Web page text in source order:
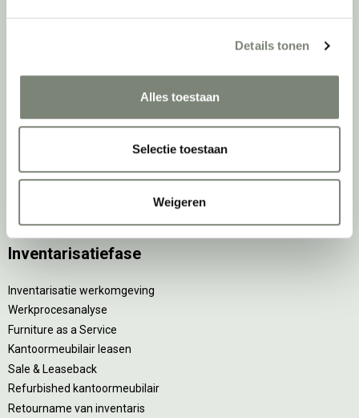
Details tonen
Alles toestaan
Selectie toestaan
Weigeren
Verlichting
Deprojectinrichter
Nieuws
Inventarisatiefase
Inventarisatie werkomgeving
Werkprocesanalyse
Furniture as a Service
Kantoormeubilair leasen
Sale & Leaseback
Refurbished kantoormeubilair
Retourname van inventaris